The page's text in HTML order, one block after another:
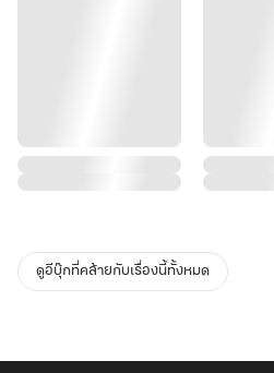
ดูอีบุ๊กที่คล้ายกับเรื่องนี้ทั้งหมด